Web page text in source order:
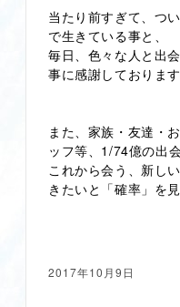
当たり前すぎて、つ
で生きている事と、
毎日、色々な人と出
事に感謝しております
また、家族・友達・
ッフ等、1/74億の出
これから会う、新し
きたいと「確率」を
2017年10月9日